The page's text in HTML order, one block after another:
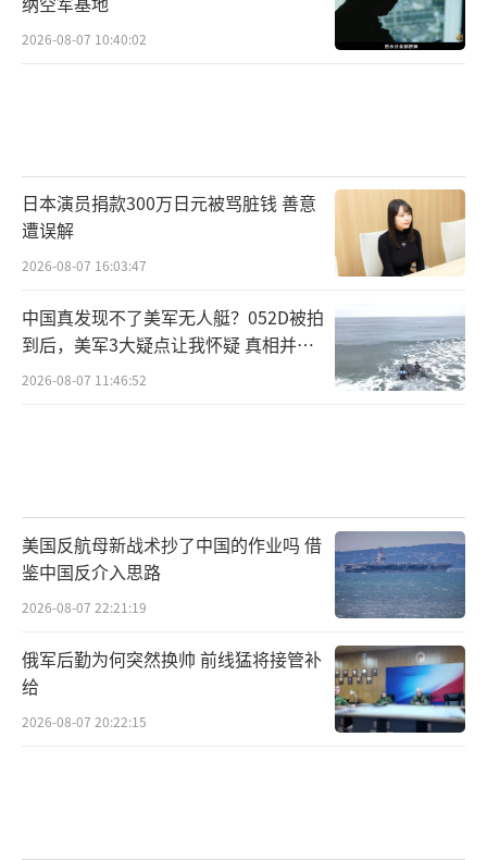
2026-08-07 10:40:02
日本演员捐款300万日元被骂脏钱 善意
遭误解
2026-08-07 16:03:47
中国真发现不了美军无人艇？052D被拍
到后，美军3大疑点让我怀疑 真相并非
如此
2026-08-07 11:46:52
美国反航母新战术抄了中国的作业吗 借
鉴中国反介入思路
2026-08-07 22:21:19
俄军后勤为何突然换帅 前线猛将接管补
给
2026-08-07 20:22:15